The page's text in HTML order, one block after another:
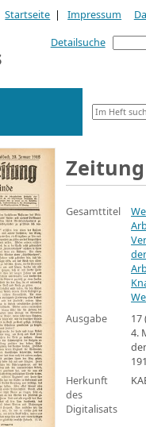
Startseite | Impressum
Detailsuche
Zeitung
Gesamttitel
Ausgabe
17
4.
Herkunft
des
Digitalisats